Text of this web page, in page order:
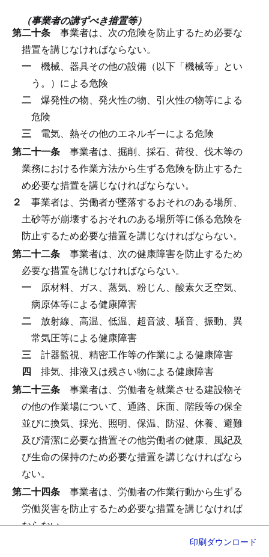
（事業者の講ずべき措置等）
第二十条 事業者は、次の危険を防止するため必要な
措置を講じなければならない。
一 機械、器具その他の設備（以下「機械等」とい
う。）による危険
二 爆発性の物、発火性の物、引火性の物等による
危険
三 電気、熱その他のエネルギーによる危険
第二十一条 事業者は、掘削、採石、荷役、伐木等の
業務における作業方法から生ずる危険を防止するた
め必要な措置を講じなければならない。
２ 事業者は、労働者が墜落するおそれのある場所、
土砂等が崩壊するおそれのある場所等に係る危険を
防止するため必要な措置を講じなければならない。
第二十二条 事業者は、次の健康障害を防止するため
必要な措置を講じなければならない。
一 原材料、ガス、蒸気、粉じん、酸素欠乏空気、
病原体等による健康障害
二 放射線、高温、低温、超音波、騒音、振動、異
常気圧等による健康障害
三 計器監視、精密工作等の作業による健康障害
四 排気、排液又は残さい物による健康障害
第二十三条 事業者は、労働者を就業させる建設物そ
の他の作業場について、通路、床面、階段等の保全
並びに換気、採光、照明、保温、防湿、休養、避難
及び清潔に必要な措置その他労働者の健康、風紀及
び生命の保持のため必要な措置を講じなければなら
ない。
第二十四条 事業者は、労働者の作業行動から生ずる
労働災害を防止するため必要な措置を講じなければ
ならない。
事業者は、労働災害発生の急迫した危険
印刷ダウンロード